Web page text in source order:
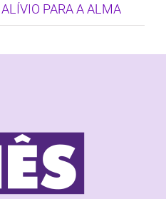
PARA A ALMA